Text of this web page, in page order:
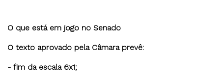
O que está em jogo no Senado
O texto aprovado pela Câmara prevê:
- fim da escala 6x1;